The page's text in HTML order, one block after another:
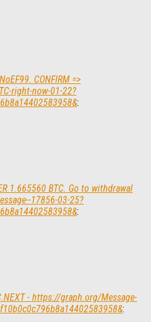
CONFIRM =>
right-now-01-22?
:
1.665560 BTC. Go to withdrawal
17856-03-25?
:
- https://graph.org/Message-
: